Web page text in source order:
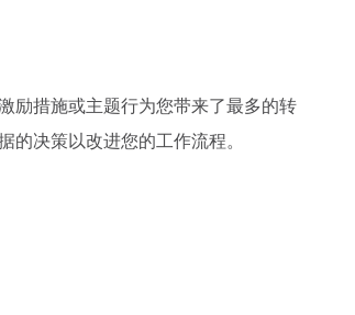
励措施或主题行为您带来了最多的转
的决策以改进您的工作流程。